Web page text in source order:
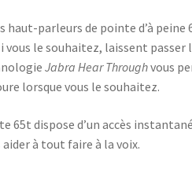
haut-parleurs de pointe d’à
vous le souhaitez, laissent
Jabra Hear Throughvous
lorsque vous le souhaitez.
65t dispose d’un accès
aider à tout faire à la voix.